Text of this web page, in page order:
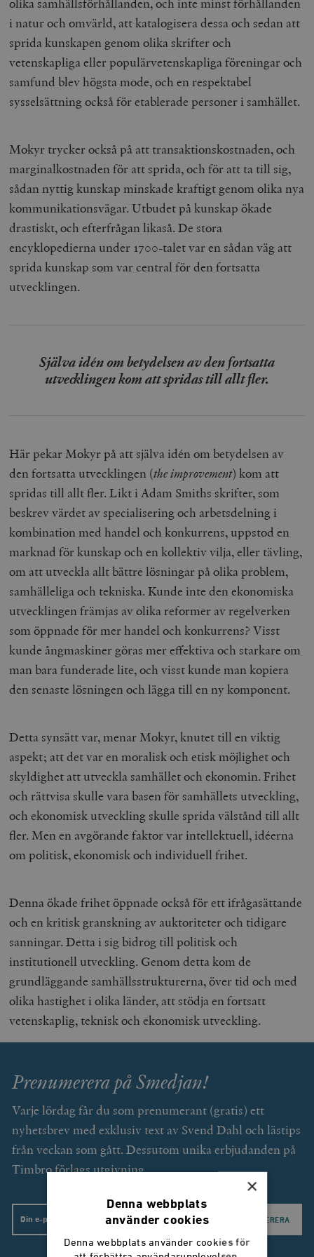
i natur och omvärld, att katalogisera dessa och sedan att
sprida kunskapen genom olika skrifter och
vetenskapliga eller populärvetenskapliga föreningar och
samfund blev högsta mode, och en respektabel
sysselsättning också för etablerade personer i samhället.
Mokyr trycker också på att transaktionskostnaden, och
marginalkostnaden för att sprida, och för att ta till sig,
sådan nyttig kunskap minskade kraftigt genom olika nya
kommunikationsvägar. Utbudet på kunskap ökade
drastiskt, och efterfrågan likaså. De stora
encyklopedierna under 1700-talet var en sådan väg att
sprida kunskap som var central för den fortsatta
utvecklingen.
Själva idén om betydelsen av den fortsatta
utvecklingen kom att spridas till allt fler.
Här pekar Mokyr på att själva idén om betydelsen av
den fortsatta utvecklingen (the improvement) kom att
spridas till allt fler. Likt i Adam Smiths skrifter, som
beskrev värdet av specialisering och arbetsdelning i
kombination med handel och konkurrens, uppstod en
marknad för kunskap och en kollektiv vilja, eller tävling,
om att utveckla allt bättre lösningar på olika problem,
samhälleliga och tekniska. Kunde inte den ekonomiska
utvecklingen främjas av olika reformer av regelverken
som öppnade för mer handel och konkurrens? Visst
kunde ångmaskiner göras mer effektiva och starkare om
man bara funderade lite, och visst kunde man kopiera
den senaste lösningen och lägga till en ny komponent.
Detta synsätt var, menar Mokyr, knutet till en viktig
aspekt; att det var en moralisk och etisk möjlighet och
skyldighet att utveckla samhället och ekonomin. Frihet
och rättvisa skulle vara basen för samhällets utveckling,
och ekonomisk utveckling skulle sprida välstånd till allt
fler. Men en avgörande faktor var intellektuell, idéerna
om politisk, ekonomisk och individuell frihet.
Denna ökade frihet öppnade också för ett ifrågasättande
och en kritisk granskning av auktoriteter och tidigare
sanningar. Detta i sig bidrog till politisk och
institutionell utveckling. Genom detta kom de
grundläggande samhällsstrukturerna, över tid och med
olika hastighet i olika länder, att stödja en fortsatt
vetenskaplig, teknisk och ekonomisk utveckling.
Prenumerera på Smedjan!
Varje lördag får du som prenumerant (gratis) ett
nyhetsbrev med exklusiv text av Svend Dahl och lästips
från veckan som gått. Dessutom unika erbjudanden på
Timbro förlags utgivning.
Email
×
Denna webbplats
använder cookies
Denna webbplats använder cookies för